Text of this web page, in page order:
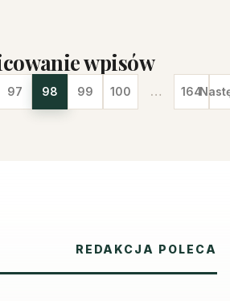
wpisów
97 98 99 100 … 164
REDAKCJA POLECA